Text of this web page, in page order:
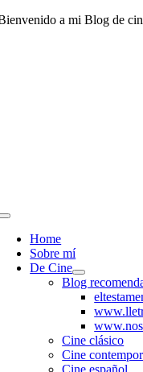
Saltar
a mi Blog de
Toggle
NavigationHome
Sobre mí
De Cine
Blog
Cine clásico
Cine
Cine español